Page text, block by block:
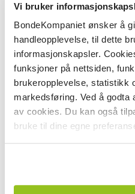
Vi bruker
BondeKompaniet ønsker å
handleopplevelse, til dette
informasjonskapsler.
funksjoner på nettsiden,
brukeropplevelse, statistikk
markedsføring. Ved å godta
av cookies. Du kan også
bruke til dine egne
BondeKompaniet
Våre butikker
Presse
Ledige stillinger
Bonde og bedriftskunde
BondeKompaniet erFelleskjøpet
BondeKompaniet har det du